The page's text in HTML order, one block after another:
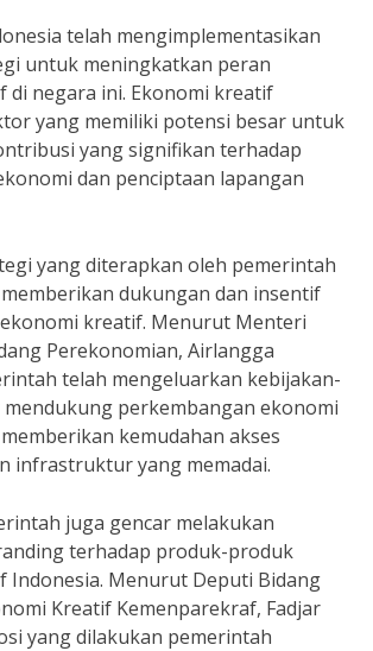
telah mengimplementasikan
untuk meningkatkan peran
di negara ini. Ekonomi kreatif
yang memiliki potensi besar untuk
yang signifikan terhadap
dan penciptaan lapangan
yang diterapkan oleh pemerintah
dukungan dan insentif
kreatif. Menurut Menteri
Perekonomian, Airlangga
telah mengeluarkan kebijakan-
perkembangan ekonomi
kemudahan akses
infrastruktur yang memadai.
juga gencar melakukan
terhadap produk-produk
Indonesia. Menurut Deputi Bidang
Kreatif Kemenparekraf, Fadjar
yang dilakukan pemerintah